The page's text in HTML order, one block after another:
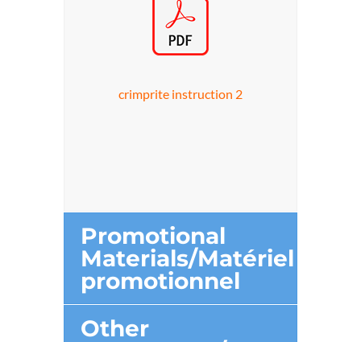
crimprite instruction 2
Promotional
Materials/Matériel
promotionnel
Other